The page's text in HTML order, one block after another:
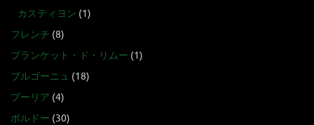
カスティヨン (1)
フレンチ (8)
ブランケット・ド・リムー (1)
ブルゴーニュ (18)
プーリア (4)
ボルドー (30)